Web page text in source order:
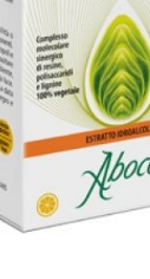
Sconto fino